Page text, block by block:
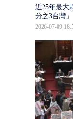
近25年最大
分之3台灣」
2026-07-09